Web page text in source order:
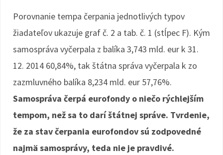
Porovnanie tempa čerpania jednotlivých typov
žiadateľov ukazuje graf č. 2 a tab. č. 1 (stĺpec F). Kým
samospráva vyčerpala z balíka 3,743 mld. eur k 31.
12. 2014 60,84%, tak štátna správa vyčerpala k zo
zazmluvného balíka 8,234 mld. eur 57,76%.
Samospráva čerpá eurofondy o niečo rýchlejším
tempom, než sa to darí štátnej správe. Tvrdenie,
že za stav čerpania eurofondov sú zodpovedné
najmä samosprávy, teda nie je pravdivé.